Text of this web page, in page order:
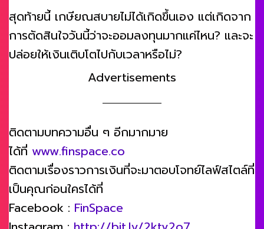
สุดท้ายนี้ เกษียณสบายไม่ได้เกิดขึ้นเอง แต่เกิดจาก
การตัดสินใจวันนี้ว่าจะออมลงทุนมากแค่ไหน? และจะ
ปล่อยให้เงินเติบโตไปกับเวลาหรือไม่?
Advertisements
ติดตามบทความอื่น ๆ อีกมากมาย
ได้ที่ www.finspace.co
ติดตามเรื่องราวการเงินที่จะมาตอบโจทย์ไลฟ์สไตล์ที่
เป็นคุณก่อนใครได้ที่
Facebook : FinSpace